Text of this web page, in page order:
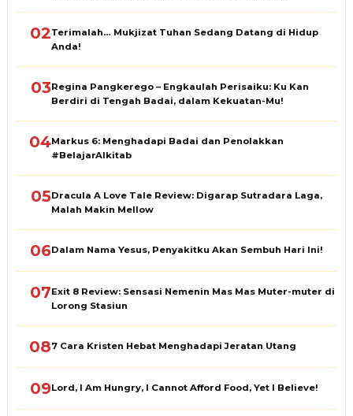
02Terimalah… Mukjizat Tuhan Sedang Datang di Hidup
Anda!
03Regina Pangkerego – Engkaulah Perisaiku: Ku Kan
Berdiri di Tengah Badai, dalam Kekuatan-Mu!
04Markus 6: Menghadapi Badai dan Penolakkan
#BelajarAlkitab
05Dracula A Love Tale Review: Digarap Sutradara Laga,
Malah Makin Mellow
06Dalam Nama Yesus, Penyakitku Akan Sembuh Hari Ini!
07Exit 8 Review: Sensasi Nemenin Mas Mas Muter-muter di
Lorong Stasiun
087 Cara Kristen Hebat Menghadapi Jeratan Utang
09Lord, I Am Hungry, I Cannot Afford Food, Yet I Believe!